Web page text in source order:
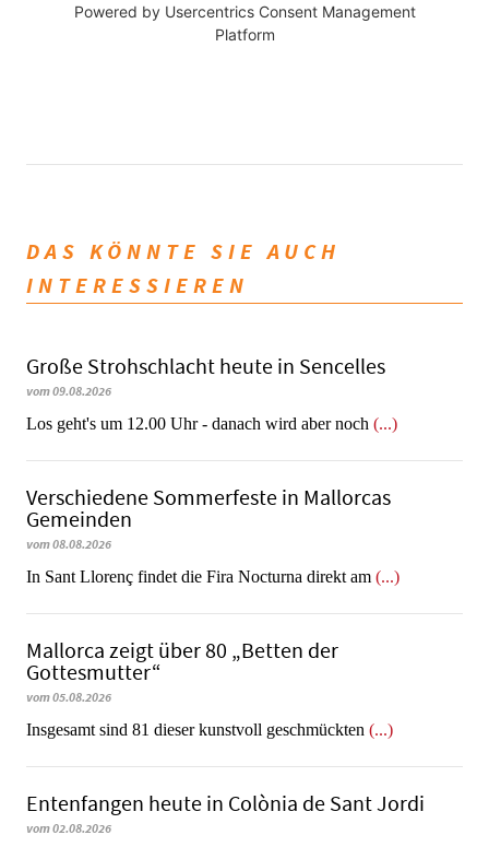
Powered by Usercentrics Consent Management
Platform
DAS KÖNNTE SIE AUCH
INTERESSIEREN
Große Strohschlacht heute in Sencelles
vom 09.08.2026
Los geht's um 12.00 Uhr - danach wird aber noch (...)
Verschiedene Sommerfeste in Mallorcas
Gemeinden
vom 08.08.2026
In Sant Llorenç findet die Fira Nocturna direkt am (...)
Mallorca zeigt über 80 „Betten der
Gottesmutter“
vom 05.08.2026
Insgesamt sind 81 dieser kunstvoll geschmückten (...)
Entenfangen heute in Colònia de Sant Jordi
vom 02.08.2026